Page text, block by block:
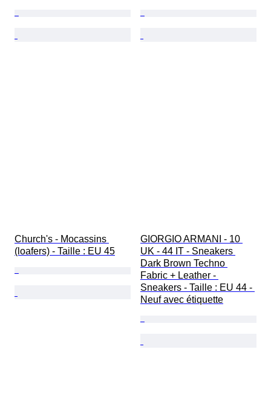
Church's - Mocassins
(loafers) - Taille : EU 45
GIORGIO ARMANI - 10
UK - 44 IT - Sneakers
Dark Brown Techno
Fabric + Leather -
Sneakers - Taille : EU 44 -
Neuf avec étiquette